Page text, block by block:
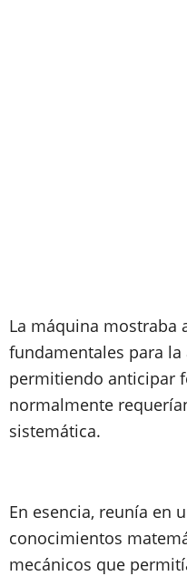
La máquina mostraba
fundamentales para
permitiendo anticipar
normalmente
sistemática.
En esencia, reunía en
conocimientos
mecánicos que